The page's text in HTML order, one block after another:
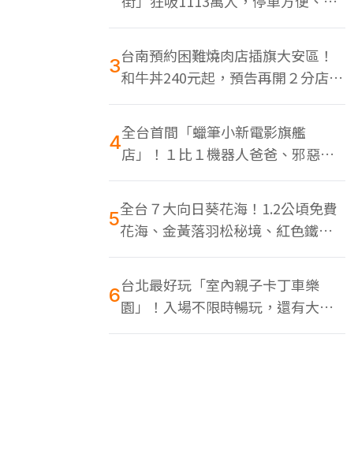
色美食多
3台南預約困難燒肉店插旗大安區！
和牛丼240元起，預告再開２分店、
地點曝光
4全台首間「蠟筆小新電影旗艦
店」！１比１機器人爸爸、邪惡正
男，百款周邊買翻
5全台７大向日葵花海！1.2公頃免費
花海、金黃落羽松秘境、紅色鐵橋
同框
6台北最好玩「室內親子卡丁車樂
園」！入場不限時暢玩，還有大螢
幕Switch遊戲區